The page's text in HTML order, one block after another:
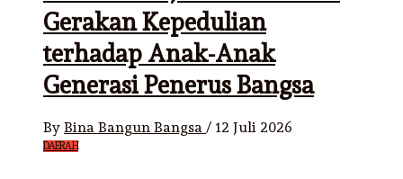
Gerakan Kepedulian
terhadap Anak-Anak
Generasi Penerus Bangsa
By Bina Bangun Bangsa / 12 Juli 2026
DAERAH